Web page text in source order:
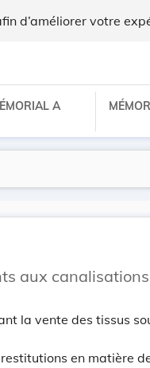
d’améliorer votre
A
aux
la vente des tissus
en matière